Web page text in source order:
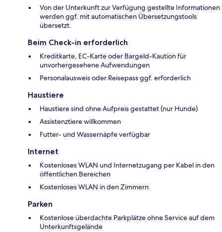
Von der Unterkunft zur Verfügung gestellte Informationen
werden ggf. mit automatischen Übersetzungstools
übersetzt.
Beim Check-in erforderlich
Kreditkarte, EC-Karte oder Bargeld-Kaution für
unvorhergesehene Aufwendungen
Personalausweis oder Reisepass ggf. erforderlich
Haustiere
Haustiere sind ohne Aufpreis gestattet (nur Hunde)
Assistenztiere willkommen
Futter- und Wassernäpfe verfügbar
Internet
Kostenloses WLAN und Internetzugang per Kabel in den
öffentlichen Bereichen
Kostenloses WLAN in den Zimmern
Parken
Kostenlose überdachte Parkplätze ohne Service auf dem
Unterkunftsgelände